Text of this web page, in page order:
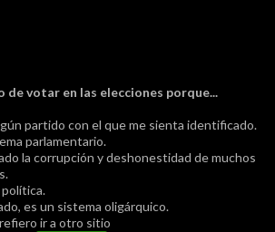
de votar en las elecciones porque...
partido con el que me sienta identificado.
parlamentario.
la corrupción y deshonestidad de muchos
política.
es un sistema oligárquico.
ir a otro sitio